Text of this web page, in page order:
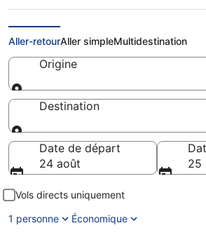
Vols Tyrol: réserver
d'avion pas cher
Aller-retourAller simpleMultidestination
Origine
Origine
Destination
Destination
Date de départ
24 août
25
Vols directs uniquement
1 personne
Économique